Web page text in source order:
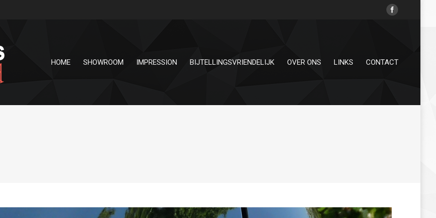
HOME SHOWROOM IMPRESSION BIJTELLINGSVRIENDELIJK OVER ONS LINKS CONTACT